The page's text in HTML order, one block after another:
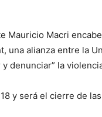
Mauricio Macri
una alianza entre la
denunciar” la
y será el cierre de